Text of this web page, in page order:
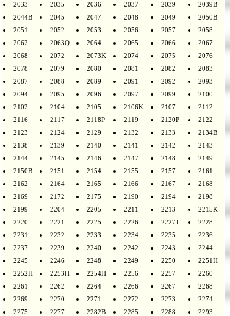
2033
2035 2036 2037 2039
2039B
2044B
2045 2047 2048 2049
2050B
2051
2052 2053 2056 2057
2058
2062
2063Q 2064 2065 2066
2067
2068
2072 2073K 2074 2075
2076
2078
2079 2080 2081 2082
2083
2087
2088 2089 2091 2092
2093
2094
2095 2096 2097 2099
2100
2102
2104 2105 2106K 2107
2112
2116
2117 2118P 2119 2120P
2122
2123
2124 2129 2132 2133
2134B
2138
2139 2140 2141 2142
2143
2144
2145 2146 2147 2148
2149
2150B
2151 2154 2155 2157
2161
2162
2164 2165 2166 2167
2168
2169
2172 2175 2190 2194
2198
2199
2204 2205 2211 2213
2215K
2220
2221 2225 2226 2227J
2228
2231
2232 2233 2234 2235
2236
2237
2239 2240 2242 2243
2244
2245
2246 2248 2249 2250
2251H
2252H
2253H 2254H 2256 2257
2260
2261
2262 2264 2266 2267
2268
2269
2270 2271 2272 2273
2274
2275
2277 2282B 2285 2288
2293